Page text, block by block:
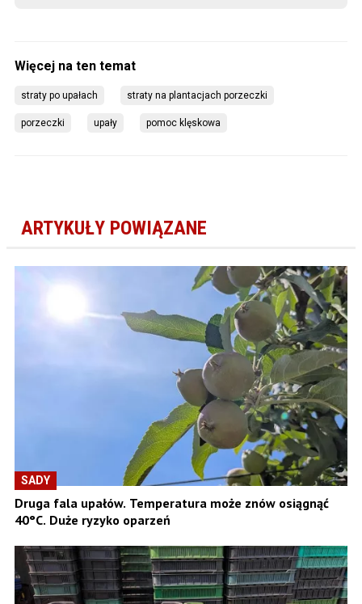
straty po upałach straty na plantacjach porzeczki
porzeczki upały pomoc klęskowa
ARTYKUŁY POWIĄZANE
SADY
Druga fala upałów. Temperatura może znów osiągnąć
40°C. Duże ryzyko oparzeń